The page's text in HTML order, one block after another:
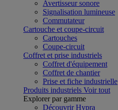
Avertisseur sonore
Signalisation lumineuse
Commutateur
Cartouche et coupe-circuit
Cartouches
Coupe-circuit
Coffret et prise industriels
Coffret d'équipement
Coffret de chantier
Prise et fiche industrielle
Produits industriels Voir tout
Explorer par gamme
Découvrir Hypra